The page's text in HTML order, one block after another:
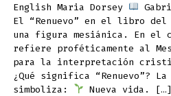
English Maria Dorsey
El “Renuevo” en el libro
una figura mesiánica. En el
refiere proféticamente al
para la interpretación
¿Qué significa “Renuevo”?
simboliza:
Nueva vida. […]